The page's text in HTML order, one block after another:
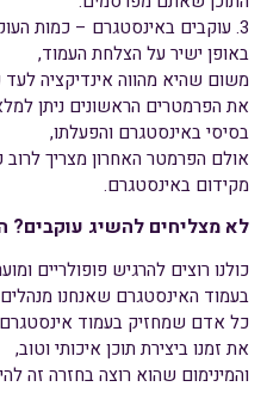
3. עוקבים באינסטגרם – כמות
באופן ישיר על הצלחת העמוד,
משום שהיא מהווה אינדיקציה לעד
את הפרמטרים הראשונים ניתן
בסיסי באינסטגרם והפעלתו,
אולם הפרמטר האחרון מצריך לרוב
מקידום באינסטגרם.
לא מצליחים להשיג עוקבים?
כולנו רוצים להרגיש פופולריים
בעמוד האינסטגרם שאנחנו
כל אדם שמחזיק בעמוד
את זמנו ביצירת תוכן איכותי וטוב,
והמינימום שהוא רוצה בחזרה זה